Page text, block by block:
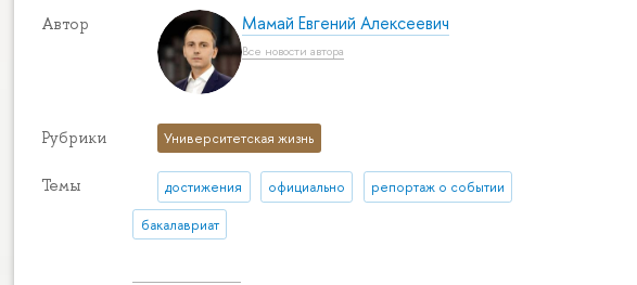
Автор Мамай Евгений Алексеевич
Все новости автора
Рубрики Университетская жизнь
Темы достижения официально репортаж о событии
бакалавриат